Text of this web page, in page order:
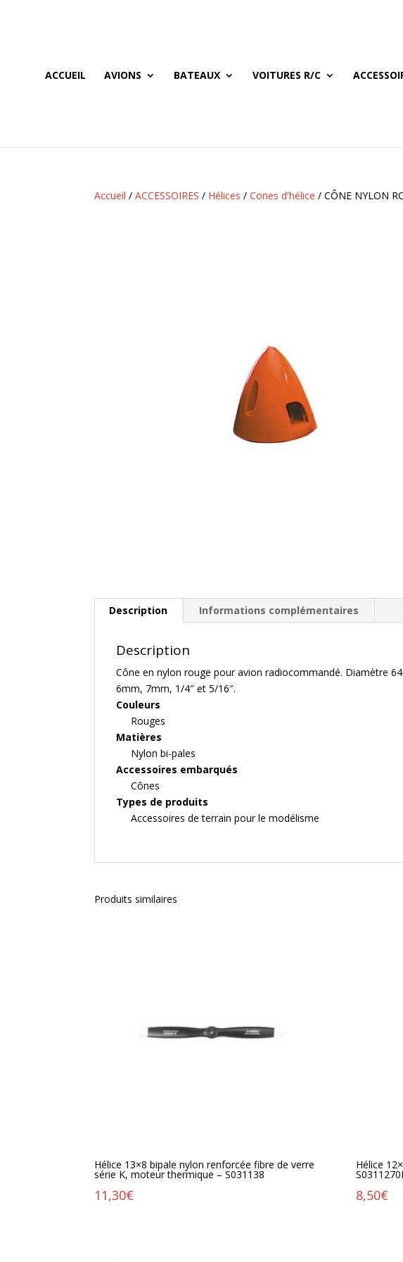
ACCUEIL AVIONS BATEAUX VOITURES R/C
Accueil /ACCESSOIRES / Hélices /Cones d'hélice / CÔNE NYLON
Description Informations complémentaires
Description
Cône en nylon rouge pour avion radiocommandé. Diamètre
6mm, 7mm, 1/4″ et 5/16″.
Couleurs
Rouges
Matières
Nylon bi-pales
Accessoires embarqués
Cônes
Types de produits
Accessoires de terrain pour le modélisme
Produits similaires
Hélice 13×8 bipale nylon renforcée fibre de verre
série K, moteur thermique – S031138
11,30€
Hélice
8,50€